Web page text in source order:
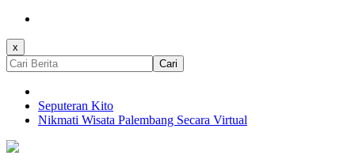
x
Cari
Seputeran Kito
Nikmati Wisata Palembang Secara Virtual